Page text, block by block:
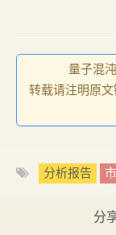
量子混
转载请注明原文
分析报告
分